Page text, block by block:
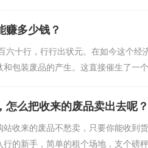
赚多少钱？
六十行，行行出状元。在如今这个
和包装废品的产生。这直接催生了一
怎么把收来的废品卖出去呢？
站收来的废品不愁卖，只要你能收到
行的新手，简单的租个场地，支个磅